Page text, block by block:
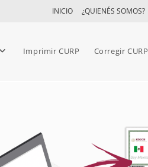
INICIO ¿QUIENÉS SOMOS?
Imprimir CURP Corregir CURP